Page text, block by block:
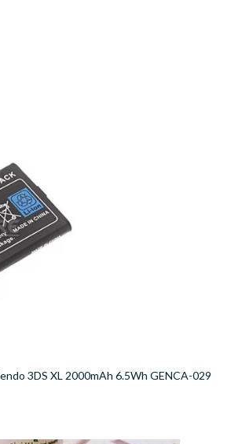
3DS XL 2000mAh 6.5Wh GENCA-029